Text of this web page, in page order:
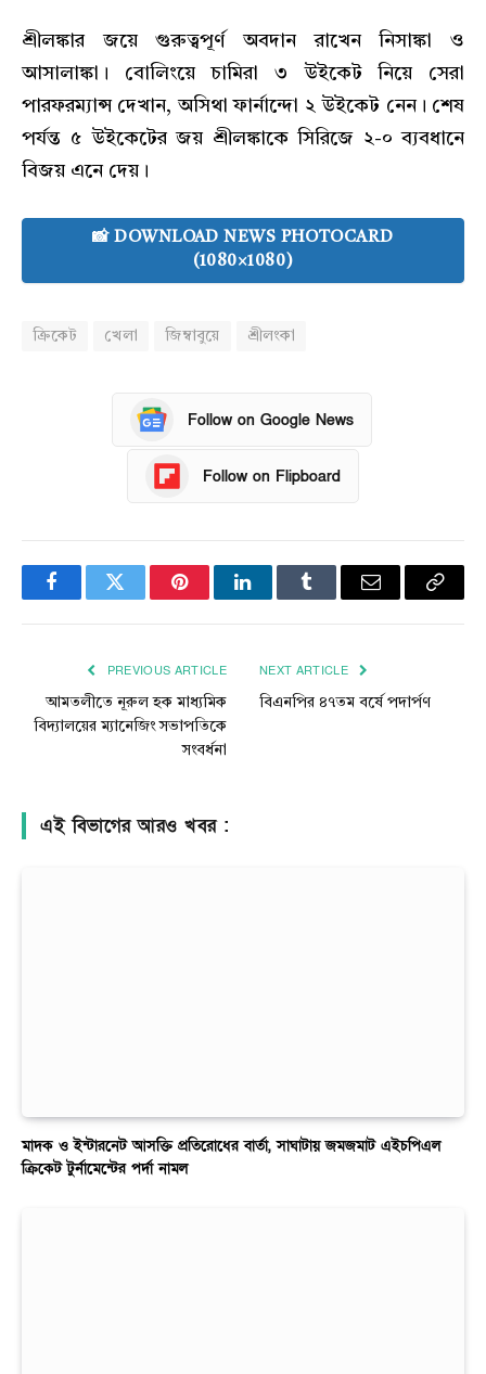
শ্রীলঙ্কার জয়ে গুরুত্বপূর্ণ অবদান রাখেন নিসাঙ্কা ও
আসালাঙ্কা। বোলিংয়ে চামিরা ৩ উইকেট নিয়ে সেরা
পারফরম্যান্স দেখান, অসিথা ফার্নান্দো ২ উইকেট নেন। শেষ
পর্যন্ত ৫ উইকেটের জয় শ্রীলঙ্কাকে সিরিজে ২-০ ব্যবধানে
বিজয় এনে দেয়।
📸 DOWNLOAD NEWS PHOTOCARD
(1080×1080)
ক্রিকেট খেলা জিম্বাবুয়ে শ্রীলংকা
Follow on Google News
Follow on Flipboard
FacebookTwitter PinterestLinkedInTumblr Email
Copy
PREVIOUS ARTICLE
আমতলীতে নূরুল হক মাধ্যমিক
বিদ্যালয়ের ম্যানেজিং সভাপতিকে
সংবর্ধনা
NEXT ARTICLE
বিএনপির ৪৭তম বর্ষে পদার্পণ
এই বিভাগের আরও খবর :
মাদক ও ইন্টারনেট আসক্তি প্রতিরোধের বার্তা, সাঘাটায় জমজমাট এইচপিএল
ক্রিকেট টুর্নামেন্টের পর্দা নামল